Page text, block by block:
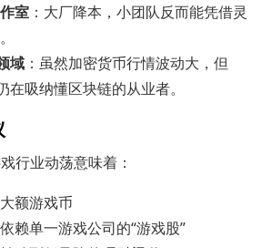
室 ：大厂降本，小团队反而能凭借灵
域 ：虽然加密货币行情波动大，但
吸纳懂区块链的从业者。
行业动荡意味着：
额游戏币
赖单一游戏公司的“游戏股”